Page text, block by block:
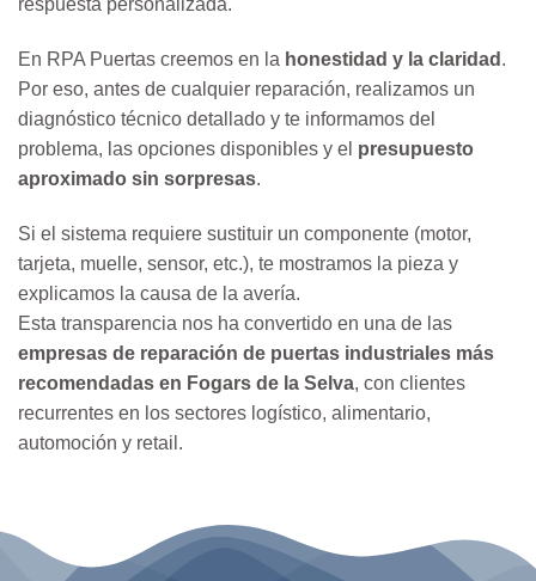
respuesta personalizada.
En RPA Puertas creemos en la honestidad y la claridad .
Por eso, antes de cualquier reparación, realizamos un
diagnóstico técnico detallado y te informamos del
problema, las opciones disponibles y el presupuesto
aproximado sin sorpresas.
Si el sistema requiere sustituir un componente (motor,
tarjeta, muelle, sensor, etc.), te mostramos la pieza y
explicamos la causa de la avería.
Esta transparencia nos ha convertido en una de las
empresas de reparación de puertas industriales más
recomendadas en Fogars de la Selva, con clientes
recurrentes en los sectores logístico, alimentario,
automoción y retail.